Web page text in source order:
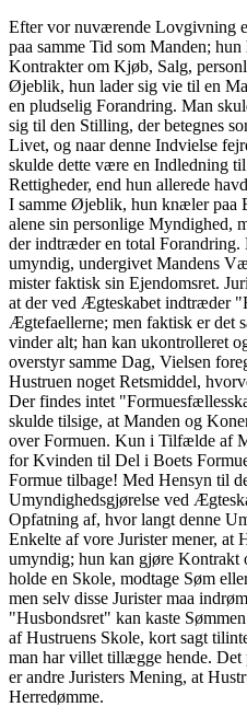
Efter vor nuværende Lovgivning
paa samme Tid som Manden;
Kontrakter om Kjøb, Salg,
Øjeblik, hun lader sig vie til en
en pludselig Forandring. Man
sig til den Stilling, der betegnes
Livet, og naar denne Indvielse
skulde dette være en Indledning
Rettigheder, end hun allerede
I samme Øjeblik, hun knæler paa
alene sin personlige Myndighed,
der indtræder en total
umyndig, undergivet Mandens
mister faktisk sin Ejendomsret.
at der ved Ægteskabet indtræder
Ægtefaellerne; men faktisk er det
vinder alt; han kan ukontrolleret
overstyr samme Dag, Vielsen
Hustruen noget Retsmiddel,
Der findes intet
skulde tilsige, at Manden og
over Formuen. Kun i Tilfælde af
for Kvinden til Del i Boets
Formue tilbage! Med Hensyn til
Umyndighedsgjørelse ved
Opfatning af, hvor langt denne
Enkelte af vore Jurister mener, at
umyndig; hun kan gjøre Kontrakt
holde en Skole, modtage Søm
men selv disse Jurister maa
"Husbondsret" kan kaste
af Hustruens Skole, kort sagt
man har villet tillægge hende. Det
er andre Juristers Mening, at
Herredømme.